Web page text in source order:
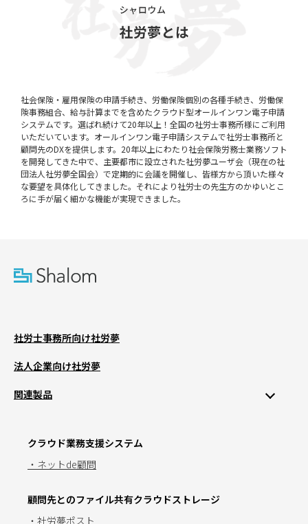
社会保険・雇用保険の申請手続き、労働保険個別の各種手続き、労働保
険事務組合、給与計算までを含めたクラウド型オールインワン電子申請
システムです。選ばれ続けて20年以上！全国の社労士事務所様にご利用
いただいています。オールインワン電子申請システムで社労士事務所と
顧問先のDXを提供します。20年以上にわたり社会保険労務士業務ソフト
を開発してきた中で、主要都市に設立された社労夢ユーザ会（現在の社
団法人社労夢全国会）で定期的に会議を開催し、皆様方から頂いた様々
な要望を具体化してきました。それにより社労士の先生方のかゆいとこ
ろに手が届く細かな機能が実現できました。
社労士事務所向け社労夢
法人企業向け社労夢
関連製品
クラウド業務支援システム
・ネットde顧問
顧問先とのファイル共有クラウドストレージ
・社労夢ポスト